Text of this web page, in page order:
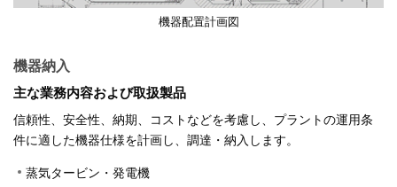
機器配置計画図
機器納入
主な業務内容および取扱製品
信頼性、安全性、納期、コストなどを考慮し、プラントの運用条
件に適した機器仕様を計画し、調達・納入します。
蒸気タービン・発電機